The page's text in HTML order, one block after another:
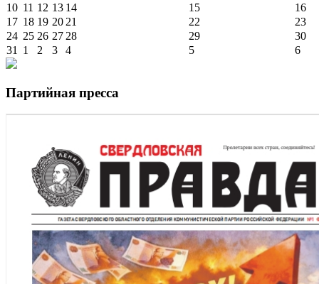
10 11 12 13 14 15
16
17 18 19 20 21 22
23
24 25 26 27 28 29
30
31
1 2 3 4 5 6
Партийная пресса